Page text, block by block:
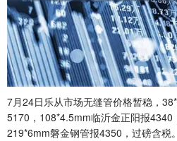
7月24日乐从市场无缝管价格暂稳，
5170，108*4.5mm临沂金正阳报4340
219*6mm磐金钢管报4350，过磅含税